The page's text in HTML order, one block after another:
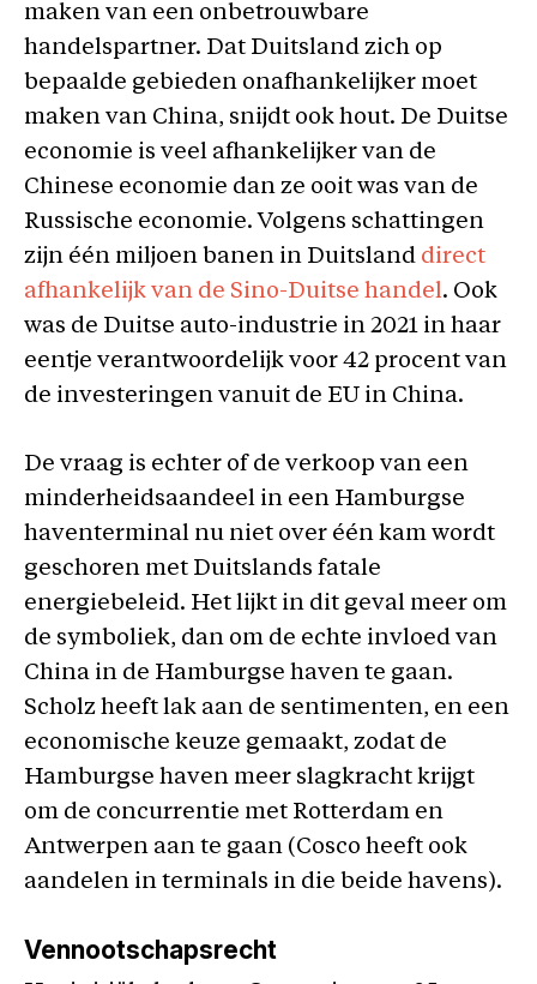
maken van een onbetrouwbare
handelspartner. Dat Duitsland zich op
bepaalde gebieden onafhankelijker moet
maken van China, snijdt ook hout. De Duitse
economie is veel afhankelijker van de
Chinese economie dan ze ooit was van de
Russische economie. Volgens schattingen
zijn één miljoen banen in Duitsland direct
afhankelijk van de Sino-Duitse handel. Ook
was de Duitse auto-industrie in 2021 in haar
eentje verantwoordelijk voor 42 procent van
de investeringen vanuit de EU in China.
De vraag is echter of de verkoop van een
minderheidsaandeel in een Hamburgse
haventerminal nu niet over één kam wordt
geschoren met Duitslands fatale
energiebeleid. Het lijkt in dit geval meer om
de symboliek, dan om de echte invloed van
China in de Hamburgse haven te gaan.
Scholz heeft lak aan de sentimenten, en een
economische keuze gemaakt, zodat de
Hamburgse haven meer slagkracht krijgt
om de concurrentie met Rotterdam en
Antwerpen aan te gaan (Cosco heeft ook
aandelen in terminals in die beide havens).
Vennootschapsrecht